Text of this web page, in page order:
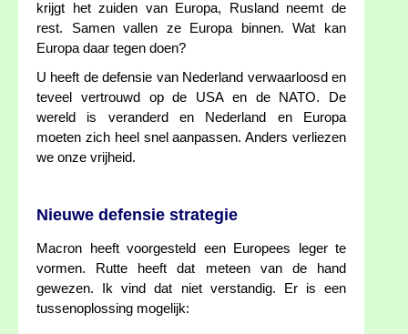
krijgt het zuiden van Europa, Rusland neemt de
rest. Samen vallen ze Europa binnen. Wat kan
Europa daar tegen doen?
U heeft de defensie van Nederland verwaarloosd en
teveel vertrouwd op de USA en de NATO. De
wereld is veranderd en Nederland en Europa
moeten zich heel snel aanpassen. Anders verliezen
we onze vrijheid.
Nieuwe defensie strategie
Macron heeft voorgesteld een Europees leger te
vormen. Rutte heeft dat meteen van de hand
gewezen. Ik vind dat niet verstandig. Er is een
tussenoplossing mogelijk: